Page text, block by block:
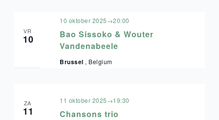
VR
10
Bao Sissoko & Wouter
Vandenabeele
10 oktober 2025→20:00
Brussel , Belgium
ZA
11 Chansons trio
11 oktober 2025→19:30